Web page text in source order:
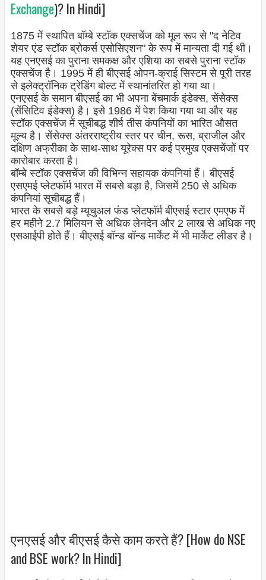
Exchange)? In Hindi]
1875 में स्थापित बॉम्बे स्टॉक एक्सचेंज को मूल रूप से "द नेटिव
शेयर एंड स्टॉक ब्रोकर्स एसोसिएशन" के रूप में मान्यता दी गई थी।
यह एनएसई का पुराना समकक्ष और एशिया का सबसे पुराना स्टॉक
एक्सचेंज है। 1995 में ही बीएसई ओपन-क्राई सिस्टम से पूरी तरह
से इलेक्ट्रॉनिक ट्रेडिंग बोल्ट में स्थानांतरित हो गया था।
एनएसई के समान बीएसई का भी अपना बेंचमार्क इंडेक्स, सेंसेक्स
(सेंसिटिव इंडेक्स) है। इसे 1986 में पेश किया गया था और यह
स्टॉक एक्सचेंज में सूचीबद्ध शीर्ष तीस कंपनियों का भारित औसत
मूल्य है। सेंसेक्स अंतरराष्ट्रीय स्तर पर चीन, रूस, ब्राजील और
दक्षिण अफ्रीका के साथ-साथ यूरेक्स पर कई प्रमुख एक्सचेंजों पर
कारोबार करता है।
बॉम्बे स्टॉक एक्सचेंज की विभिन्न सहायक कंपनियां हैं। बीएसई
एसएमई प्लेटफॉर्म भारत में सबसे बड़ा है, जिसमें 250 से अधिक
कंपनियां सूचीबद्ध हैं।
भारत के सबसे बड़े म्यूचुअल फंड प्लेटफॉर्म बीएसई स्टार एमएफ में
हर महीने 2.7 मिलियन से अधिक लेनदेन और 2 लाख से अधिक नए
एसआईपी होते हैं। बीएसई बॉन्ड बॉन्ड मार्केट में भी मार्केट लीडर है।
एनएसई और बीएसई कैसे काम करते हैं? [How do NSE
and BSE work? In Hindi]